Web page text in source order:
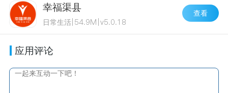
幸福渠县
日常生活 54.9M v5.0.18
查看
应用评论